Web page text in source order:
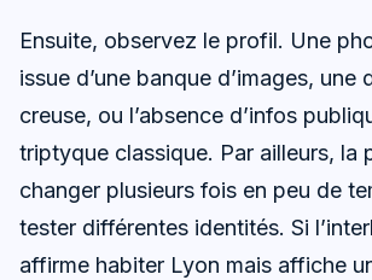
Ensuite, observez le profil. Une
issue d’une banque d’images, une
creuse, ou l’absence d’infos
triptyque classique. Par ailleurs, la
changer plusieurs fois en peu de
tester différentes identités. Si
affirme habiter Lyon mais affiche